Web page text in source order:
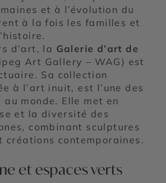
et à l’évolution du
à la fois les familles et
d’art, la Galerie d’art de
Art Gallery – WAG) est
Sa collection
à l’art inuit, est l’une des
monde. Elle met en
et la diversité des
combinant sculptures
contemporaines.
et espaces verts